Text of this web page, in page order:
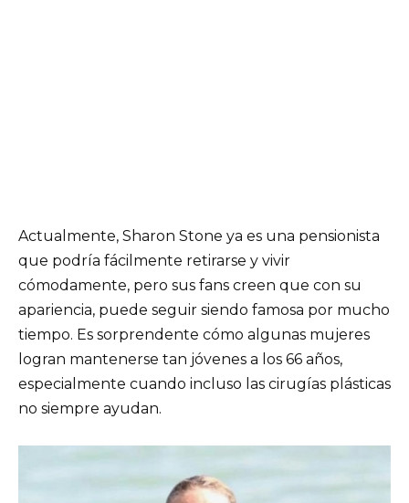
Actualmente, Sharon Stone ya es una pensionista
que podría fácilmente retirarse y vivir
cómodamente, pero sus fans creen que con su
apariencia, puede seguir siendo famosa por mucho
tiempo. Es sorprendente cómo algunas mujeres
logran mantenerse tan jóvenes a los 66 años,
especialmente cuando incluso las cirugías plásticas
no siempre ayudan.